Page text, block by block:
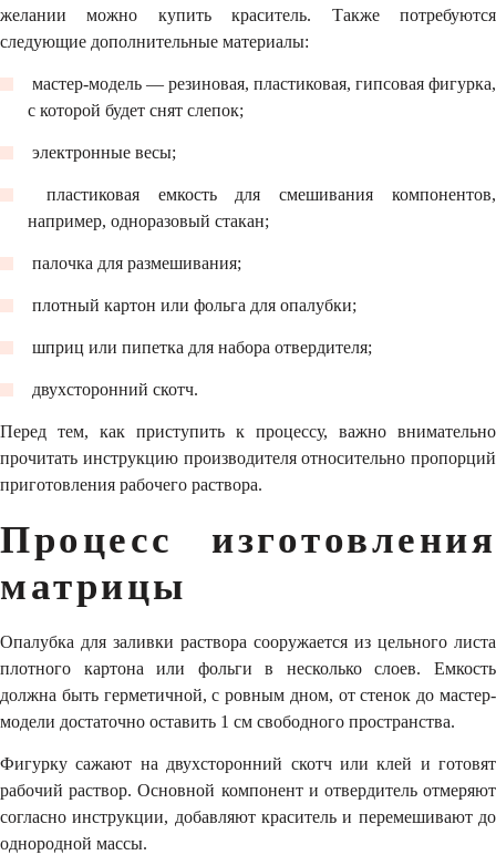
желании можно купить краситель. Также потребуются
следующие дополнительные материалы:
​ мастер-модель — резиновая, пластиковая, гипсовая фигурка,
с которой будет снят слепок;
​ электронные весы;
​ пластиковая емкость для смешивания компонентов,
например, одноразовый стакан;
​ палочка для размешивания;
​ плотный картон или фольга для опалубки;
​ шприц или пипетка для набора отвердителя;
​ двухсторонний скотч.
Перед тем, как приступить к процессу,
важно внимательно
прочитать инструкцию производителя относительно пропорций
приготовления рабочего раствора.
Процесс изготовления
матрицы
Опалубка для заливки раствора сооружается из цельного листа
плотного картона или фольги в несколько слоев. Емкость
должна быть герметичной, с ровным дном, от стенок до мастер-
модели достаточно оставить 1 см свободного пространства.
Фигурку сажают на двухсторонний скотч или клей и готовят
рабочий раствор. Основной компонент и отвердитель отмеряют
согласно инструкции, добавляют краситель и перемешивают до
однородной массы.